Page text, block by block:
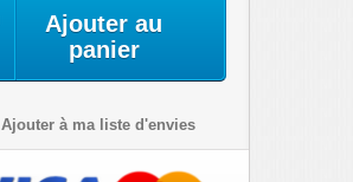
Ajouter au
panier
Ajouter à ma liste d'envies